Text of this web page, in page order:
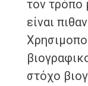
τον τρόπο
είναι
στόχο